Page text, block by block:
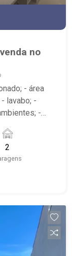
no
- área
lavabo; -
-
esportes,
2